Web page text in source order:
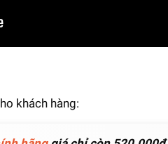
khách hàng: